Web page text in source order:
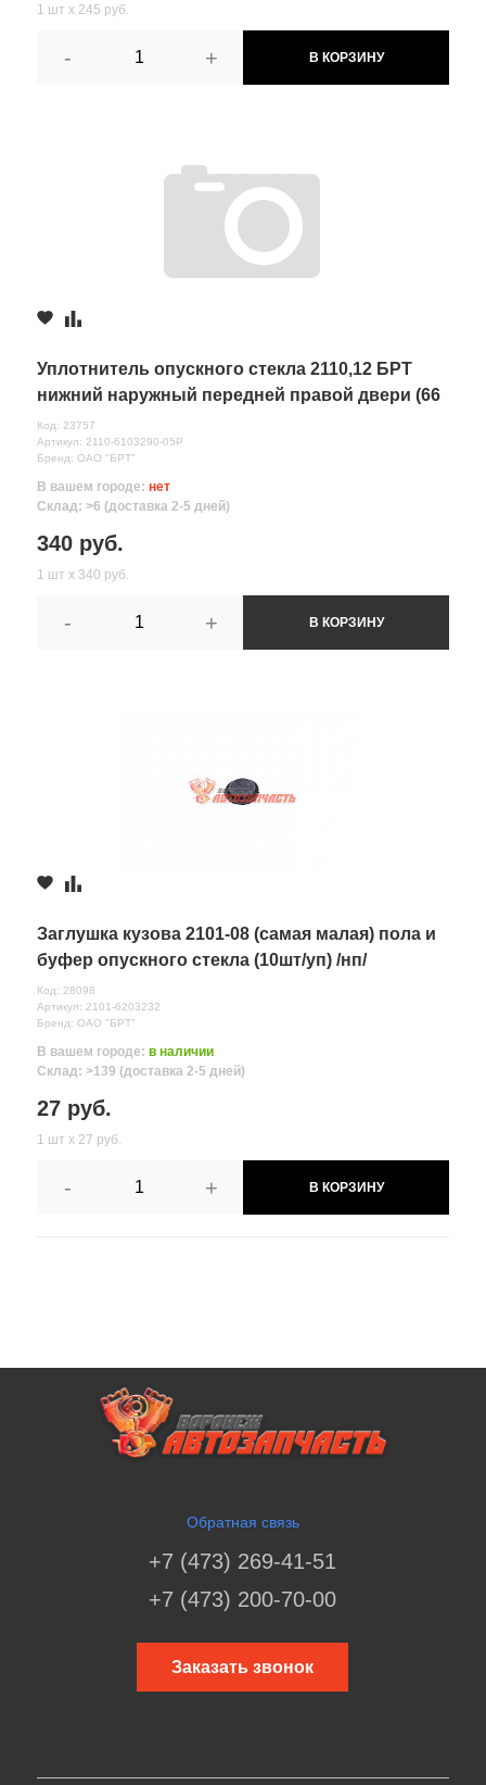
1 шт х 245 руб.
- + В КОРЗИНУ
Уплотнитель опускного стекла 2110,12 БРТ
нижний наружный передней правой двери (66
см)
Код: 23757
Артикул: 2110-6103290-05Р
Бренд: ОАО "БРТ"
В вашем городе: нет
Склад: >6 (доставка 2-5 дней)
340 руб.
1 шт х 340 руб.
- + В КОРЗИНУ
Заглушка кузова 2101-08 (самая малая) пола и
буфер опускного стекла (10шт/уп) /нп/
Код: 28098
Артикул: 2101-6203232
Бренд: ОАО "БРТ"
В вашем городе: в наличии
Склад: >139 (доставка 2-5 дней)
27 руб.
1 шт х 27 руб.
- + В КОРЗИНУ
Обратная связь
+7 (473) 269-41-51
+7 (473) 200-70-00
Заказать звонок